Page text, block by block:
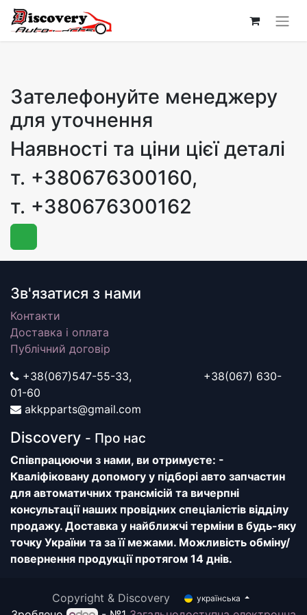
Зателефонуйте менеджеру
для уточнення
Наявності та ціни цієї деталі
т. +380676300160,
т. +380676300162
Зв'язатися з нами
Контакти
Доставка і оплата
Публічний договір
+38(067)547-55-33, +38(067) 630-
01-60
akkpparts@gmail.com
Discovery - Про нас
Співпрацюючи з нами, ви отримуєте: -
Кваліфіковану допомогу у підборі авто запчастин
для автоматичних трансмісій та вичерпні
консультації наших провідних спеціалістів відділу
продажу. Доставка у найближчі терміни в будь-яку
точку України та за її межами. Можливість обміну/
повернення продукції протягом 14 днів.
Copyright & Discovery українська